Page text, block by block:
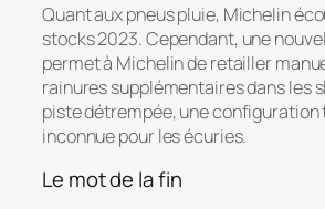
Quant aux pneus pluie, Michelin
stocks 2023. Cependant, une
permet à Michelin de retailler
rainures supplémentaires dans les
piste détrempée, une
inconnue pour les écuries.
Le mot de la fin